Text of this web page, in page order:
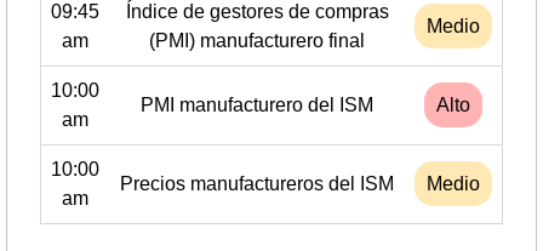
09:45
am
Índice de gestores de compras
(PMI) manufacturero final
Medio
10:00
am
PMI manufacturero del ISM Alto
10:00
am
Precios manufactureros del ISM Medio